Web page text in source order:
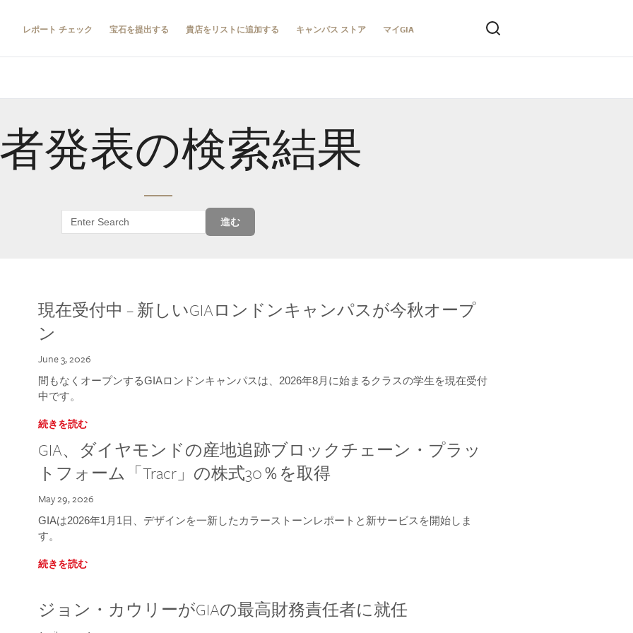
レポート チェック 宝石を提出する 貴店をリストに追加する キャンパス ストア マイGIA
発表の検索結果
進む
現在受付中 – 新しいGIAロンドンキャンパスが今秋オープ
ン
June 3, 2026
間もなくオープンするGIAロンドンキャンパスは、2026年8月に始まるクラスの学生を現在受付
中です。
続きを読む
GIA、ダイヤモンドの産地追跡ブロックチェーン・プラッ
トフォーム「Tracr」の株式30％を取得
May 29, 2026
GIAは2026年1月1日、デザインを一新したカラーストーンレポートと新サービスを開始しま
す。
続きを読む
ジョン・カウリーがGIAの最高財務責任者に就任